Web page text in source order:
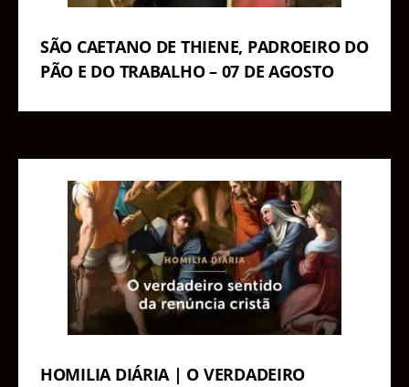
SÃO CAETANO DE THIENE, PADROEIRO DO
PÃO E DO TRABALHO – 07 DE AGOSTO
HOMILIA DIÁRIA | O VERDADEIRO